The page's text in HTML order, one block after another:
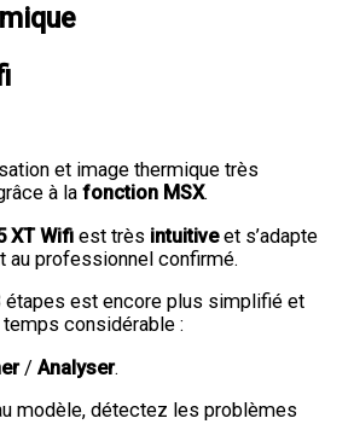
et image thermique très
à la fonction MSX.
XT Wifi est très intuitiveet s’adapte
au professionnel confirmé.
étapes est encore plus simplifié et
considérable :
/ Analyser.
modèle, détectez les problèmes